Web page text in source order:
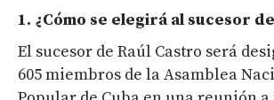
1. ¿Cómo se elegirá al sucesor
El sucesor de Raúl Castro será
605 miembros de la Asamblea